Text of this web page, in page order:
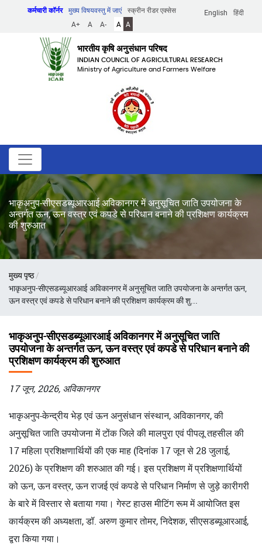
English हिंदी
कर्मचारी कॉर्नर मुख्य विषयवस्तु में जाएं
स्क्रीन रीडर एक्सेस
A+
A A- A A
भारतीय कृषि अनुसंधान परिषद
INDIAN COUNCIL OF AGRICULTURAL RESEARCH
Ministry of Agriculture and Farmers Welfare
भाकृअनुप-सीएसडब्यूआरआई अविकानगर में अनुसूचित जाति उपयोजना के
अन्तर्गत ऊन, ऊन वस्त्र एवं कपडे से परिधान बनाने की प्रशिक्षण कार्यक्रम
की शुरुआत
पग
चिन्ह
मुख्य पृष्ठ
भाकृअनुप-सीएसडब्यूआरआई अविकानगर में अनुसूचित जाति उपयोजना के अन्तर्गत ऊन,
ऊन वस्त्र एवं कपडे से परिधान बनाने की प्रशिक्षण कार्यक्रम की शु...
भाकृअनुप-सीएसडब्यूआरआई अविकानगर में अनुसूचित जाति
उपयोजना के अन्तर्गत ऊन, ऊन वस्त्र एवं कपडे से परिधान बनाने की
प्रशिक्षण कार्यक्रम की शुरुआत
17 जून, 2026, अविकानगर
भाकृअनुप-केन्द्रीय भेड़ एवं ऊन अनुसंधान संस्थान, अविकानगर, की
अनुसूचित जाति उपयोजना में टोंक जिले की मालपुरा एवं पीपलू तहसील की
17 महिला प्रशिक्षणार्थियों की एक माह (दिनांक 17 जून से 28 जुलाई,
2026) के प्रशिक्षण की शरुआत की गई। इस प्रशिक्षण में प्रशिक्षणार्थियों
को ऊन, ऊन वस्त्र, ऊन राजई एवं कपडे से परिधान निर्माण से जुड़े कारीगरी
के बारे में विस्तार से बताया गया। गेस्ट हाउस मीटिंग रूम में आयोजित इस
कार्यक्रम की अध्यक्षता, डॉ. अरुण कुमार तोमर, निदेशक, सीएसडब्यूआरआई,
द्वरा किया गया।